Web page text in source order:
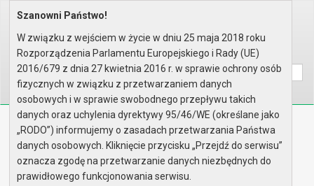
Home Prawo lokalne
Wyszukaj na stronie:
A AA
Biuletyn Informacji Publicznej
Urząd Miasta i Gminy w Gryfinie
Szanowni Państwo!
W związku z wejściem w życie w dniu 25 maja 2018 roku
Rozporządzenia Parlamentu Europejskiego i Rady (UE)
2016/679 z dnia 27 kwietnia 2016 r. w sprawie ochrony osób
fizycznych w związku z przetwarzaniem danych
osobowych i w sprawie swobodnego przepływu takich
danych oraz uchylenia dyrektywy 95/46/WE (określane jako
„RODO”) informujemy o zasadach przetwarzania Państwa
danych osobowych. Kliknięcie przycisku „Przejdź do serwisu”
oznacza zgodę na przetwarzanie danych niezbędnych do
prawidłowego funkcjonowania serwisu.